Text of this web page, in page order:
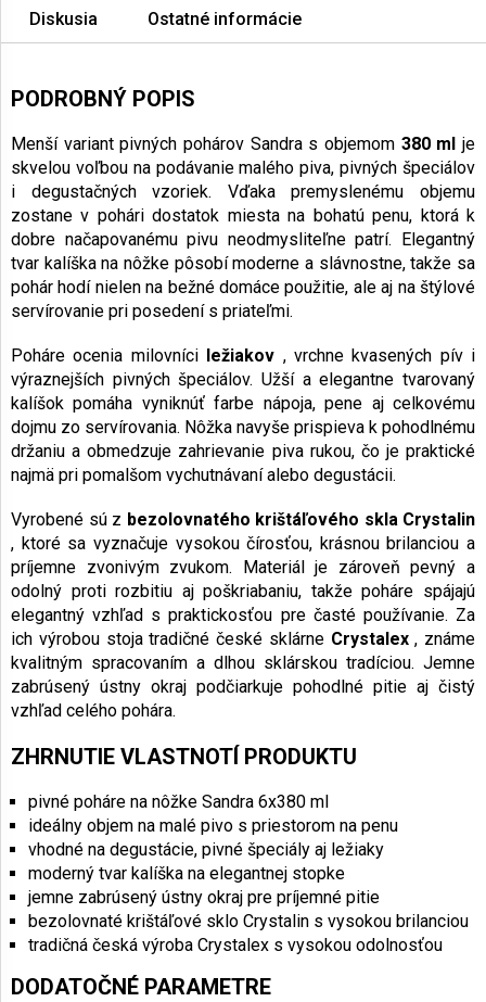
Diskusia Ostatné informácie
PODROBNÝ POPIS
Menší variant pivných pohárov Sandra s objemom 380 ml je
skvelou voľbou na podávanie malého piva, pivných špeciálov
i degustačných vzoriek. Vďaka premyslenému objemu
zostane v pohári dostatok miesta na bohatú penu, ktorá k
dobre načapovanému pivu neodmysliteľne patrí. Elegantný
tvar kalíška na nôžke pôsobí moderne a slávnostne, takže sa
pohár hodí nielen na bežné domáce použitie, ale aj na štýlové
servírovanie pri posedení s priateľmi.
Poháre ocenia milovníci ležiakov , vrchne kvasených pív i
výraznejších pivných špeciálov. Užší a elegantne tvarovaný
kalíšok pomáha vyniknúť farbe nápoja, pene aj celkovému
dojmu zo servírovania. Nôžka navyše prispieva k pohodlnému
držaniu a obmedzuje zahrievanie piva rukou, čo je praktické
najmä pri pomalšom vychutnávaní alebo degustácii.
Vyrobené sú z bezolovnatého krištáľového skla Crystalin
, ktoré sa vyznačuje vysokou čírosťou, krásnou brilanciou a
príjemne zvonivým zvukom. Materiál je zároveň pevný a
odolný proti rozbitiu aj poškriabaniu, takže poháre spájajú
elegantný vzhľad s praktickosťou pre časté používanie. Za
ich výrobou stoja tradičné české sklárne Crystalex, známe
kvalitným spracovaním a dlhou sklárskou tradíciou. Jemne
zabrúsený ústny okraj podčiarkuje pohodlné pitie aj čistý
vzhľad celého pohára.
ZHRNUTIE VLASTNOTÍ PRODUKTU
pivné poháre na nôžke Sandra 6x380 ml
ideálny objem na malé pivo s priestorom na penu
vhodné na degustácie, pivné špeciály aj ležiaky
moderný tvar kalíška na elegantnej stopke
jemne zabrúsený ústny okraj pre príjemné pitie
bezolovnaté krištáľové sklo Crystalin s vysokou brilanciou
tradičná česká výroba Crystalex s vysokou odolnosťou
DODATOČNÉ PARAMETRE